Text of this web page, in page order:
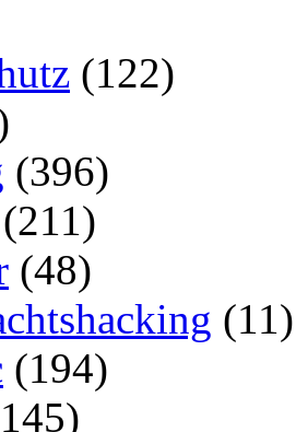
(122)
(396)
(211)
(48)
(11)
(194)